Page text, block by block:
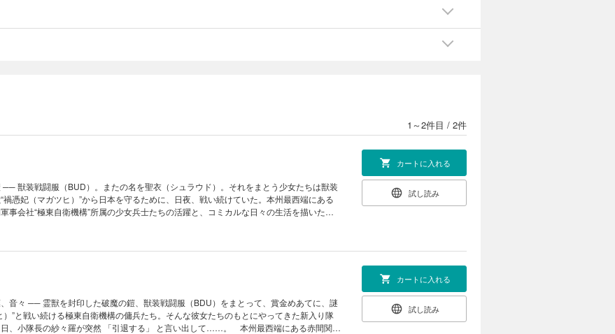
1～2件目 / 2件
── 獣装戦闘服（BUD）。またの名を聖衣（シュラウド）。それをまとう少女たちは獣装
禍憑妃（マガツヒ）”から日本を守るために、日夜、戦い続けていた。本州最西端にある
事会社“極東自衛機構”所属の少女兵士たちの活躍と、コミカルな日々の生活を描いた新
カートに入れる
試し読み
音々 ── 霊獣を封印した破魔の鎧、獣装戦闘服（BDU）をまとって、賞金めあてに、謎
）”と戦い続ける極東自衛機構の傭兵たち。そんな彼女たちのもとにやってきた新入り隊
、小隊長の紗々羅が突然 「引退する」 と言い出して……。 本州最西端にある赤間関市
カートに入れる
試し読み